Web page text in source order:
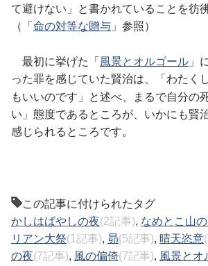
て避けない」と書かれていることを彷
（「 命の対等な贈与 」参照）
最初に挙げた「 風景とオルゴール 」
った罪を感じていた賢治は、「わた
もいいのです」と述べ、まるで自分の
い」態度であるところが、いかにも賢
感じられるところです。
この記事に付けられたタグ
かしはばやしの夜(2記事), なめとこ山
リアン大祭(1記事), 昴(5記事), 晴天恣意
の夜(7記事), 風の偏倚(7記事), 風景とオ